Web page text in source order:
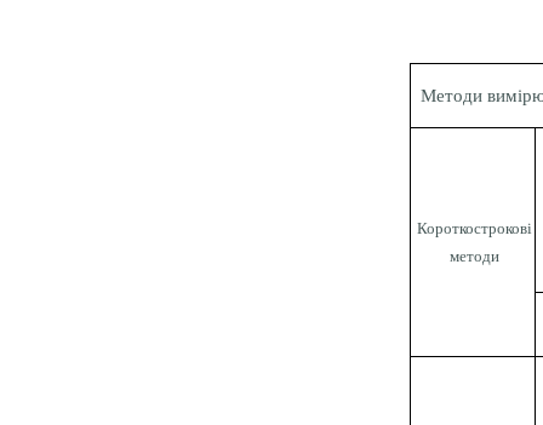
Методи
Короткострокові
методи